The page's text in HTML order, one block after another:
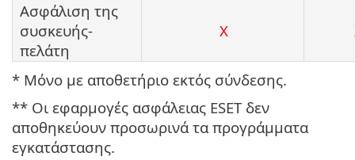
Ασφάλιση της
συσκευής-
πελάτη
X
* Μόνο με αποθετήριο εκτός σύνδεσης.
** Οι εφαρμογές ασφάλειας ESET δεν
αποθηκεύουν προσωρινά τα προγράμματα
εγκατάστασης.